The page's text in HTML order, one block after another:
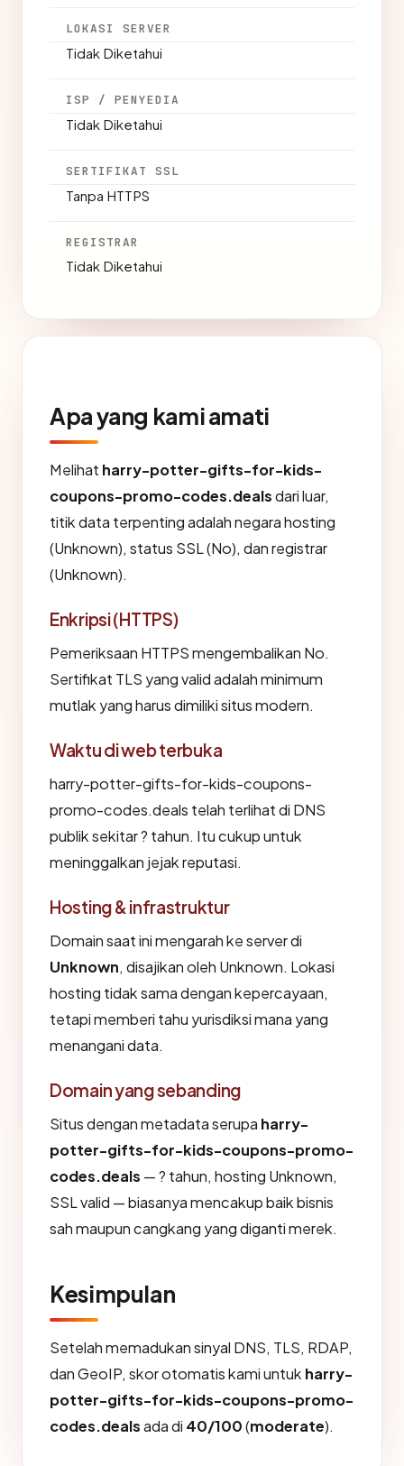
LOKASI SERVER
Tidak Diketahui
ISP / PENYEDIA
Tidak Diketahui
SERTIFIKAT SSL
Tanpa HTTPS
REGISTRAR
Tidak Diketahui
Apa yang kami amati
Melihat harry-potter-gifts-for-kids-
coupons-promo-codes.dealsdari luar,
titik data terpenting adalah negara hosting
(Unknown), status SSL (No), dan registrar
(Unknown).
Enkripsi (HTTPS)
Pemeriksaan HTTPS mengembalikan No.
Sertifikat TLS yang valid adalah minimum
mutlak yang harus dimiliki situs modern.
Waktu di web terbuka
harry-potter-gifts-for-kids-coupons-
promo-codes.deals telah terlihat di DNS
publik sekitar ? tahun. Itu cukup untuk
meninggalkan jejak reputasi.
Hosting & infrastruktur
Domain saat ini mengarah ke server di
Unknown, disajikan oleh Unknown. Lokasi
hosting tidak sama dengan kepercayaan,
tetapi memberi tahu yurisdiksi mana yang
menangani data.
Domain yang sebanding
Situs dengan metadata serupa harry-
potter-gifts-for-kids-coupons-promo-
codes.deals — ? tahun, hosting Unknown,
SSL valid — biasanya mencakup baik bisnis
sah maupun cangkang yang diganti merek.
Kesimpulan
Setelah memadukan sinyal DNS, TLS, RDAP,
dan GeoIP, skor otomatis kami untuk harry-
potter-gifts-for-kids-coupons-promo-
codes.dealsada di 40/100(moderate).